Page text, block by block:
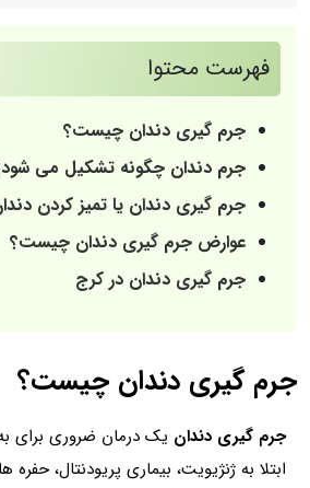
فهرست محتوا
جرم گیری دندان چیست؟
جرم دندان چگونه تشکیل می
جرم گیری دندان یا تمیز کردن
عوارض جرم گیری دندان چیست؟
جرم گیری دندان در کرج
جرم گیری دندان چیست؟
جرم گیری دندان یک درمان ضروری برای
ابتلا به ژنژیویت، بیماری پریودنتال،